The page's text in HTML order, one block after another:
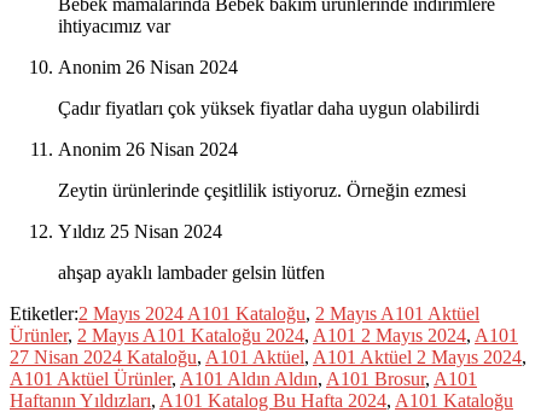
Bebek mamalarında Bebek bakım ürünlerinde indirimlere
ihtiyacımız var
Anonim 26 Nisan 2024
Çadır fiyatları çok yüksek fiyatlar daha uygun olabilirdi
Anonim 26 Nisan 2024
Zeytin ürünlerinde çeşitlilik istiyoruz. Örneğin ezmesi
Yıldız 25 Nisan 2024
ahşap ayaklı lambader gelsin lütfen
Etiketler:2 Mayıs 2024 A101 Kataloğu, 2 Mayıs A101 Aktüel
Ürünler, 2 Mayıs A101 Kataloğu 2024, A101 2 Mayıs 2024, A101
27 Nisan 2024 Kataloğu, A101 Aktüel, A101 Aktüel 2 Mayıs 2024,
A101 Aktüel Ürünler, A101 Aldın Aldın, A101 Brosur, A101
Haftanın Yıldızları, A101 Katalog Bu Hafta 2024, A101 Kataloğu